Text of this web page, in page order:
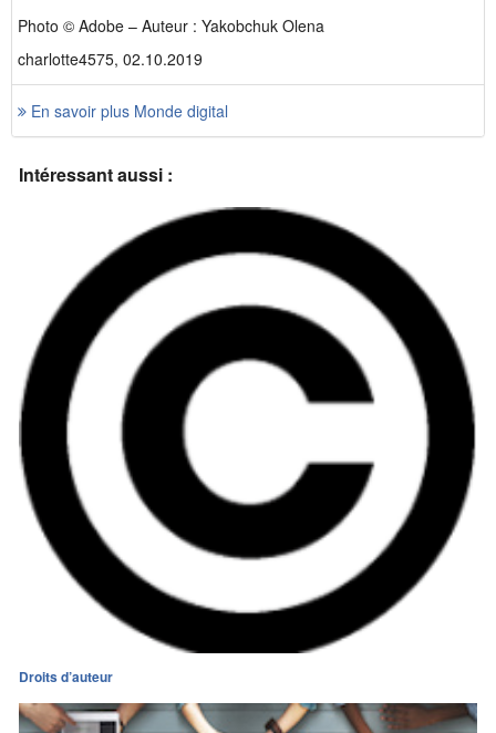
Photo © Adobe – Auteur : Yakobchuk Olena
charlotte4575, 02.10.2019
En savoir plus Monde digital
Intéressant aussi :
Droits d’auteur